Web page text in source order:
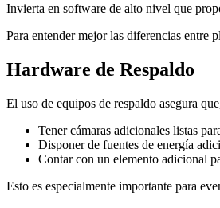
Invierta en software de alto nivel que
Para entender mejor las diferencias entre
Hardware de Respaldo
El uso de equipos de respaldo asegura
Tener cámaras adicionales listas
Disponer de fuentes de energía
Contar con un elemento adicional
Esto es especialmente importante para